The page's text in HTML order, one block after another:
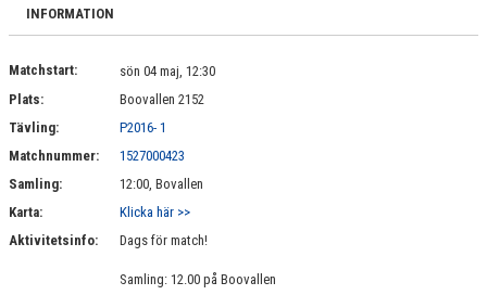
DOKUMENT
INFORMATION
Matchstart:
sön 04 maj, 12:30
Plats:
Boovallen 2152
Tävling:
P2016- 1
Matchnummer:
1527000423
Samling:
12:00, Bovallen
Karta:
Klicka här >>
Aktivitetsinfo:
Dags för match!
Samling: 12.00 på Boovallen